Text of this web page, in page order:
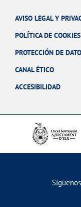
AVISO LEGAL Y
POLÍTICA DE COOKIES
PROTECCIÓN DE
CANAL ÉTICO
ACCESIBILIDAD